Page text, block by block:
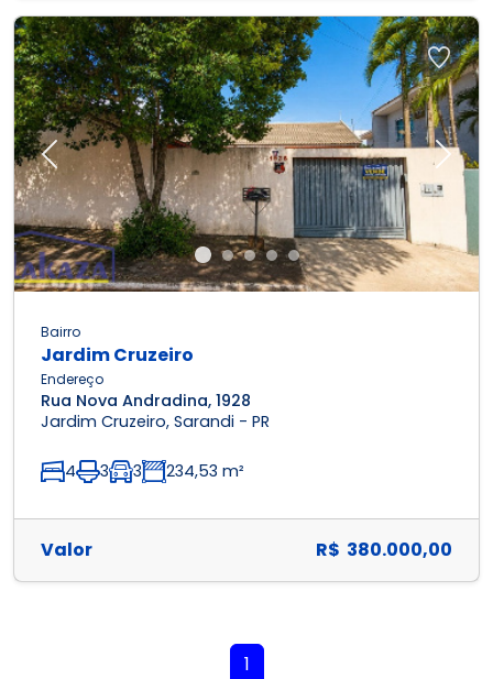
Previous Next
Bairro
Jardim Cruzeiro
Endereço
Rua Nova Andradina, 1928
Jardim Cruzeiro, Sarandi - PR
4 3 3 234,53 m²
Valor R$ 380.000,00
1